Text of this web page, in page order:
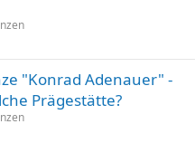
"Konrad Adenauer" -
Prägestätte?